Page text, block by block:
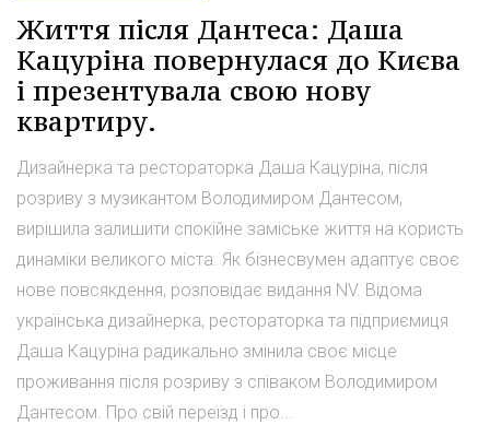
Життя після Дантеса: Даша
Кацуріна повернулася до Києва
і презентувала свою нову
квартиру.
Дизайнерка та рестораторка Даша Кацуріна, після
розриву з музикантом Володимиром Дантесом,
вирішила залишити спокійне заміське життя на користь
динаміки великого міста. Як бізнесвумен адаптує своє
нове повсякдення, розповідає видання NV. Відома
українська дизайнерка, рестораторка та підприємиця
Даша Кацуріна радикально змінила своє місце
проживання після розриву з співаком Володимиром
Дантесом. Про свій переїзд і про...